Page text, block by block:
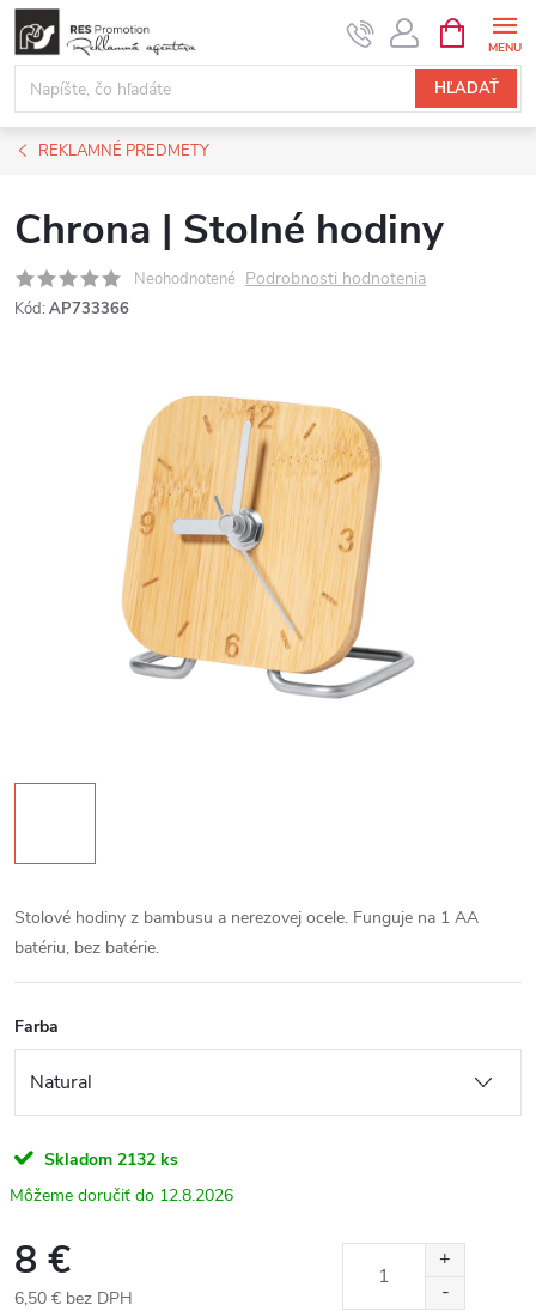
Prejsť
obsah
HĽADAŤ
KOŠÍK
REKLAMNÉ PREDMETY
Chrona | Stolné hodiny
Neohodnotené Podrobnosti hodnotenia
Kód: AP733366
Stolové hodiny z bambusu a nerezovej ocele. Funguje na 1 AA
batériu, bez batérie.
Farba
Skladom 2132 ks
12.8.2026
8 €
6,50 € bez DPH